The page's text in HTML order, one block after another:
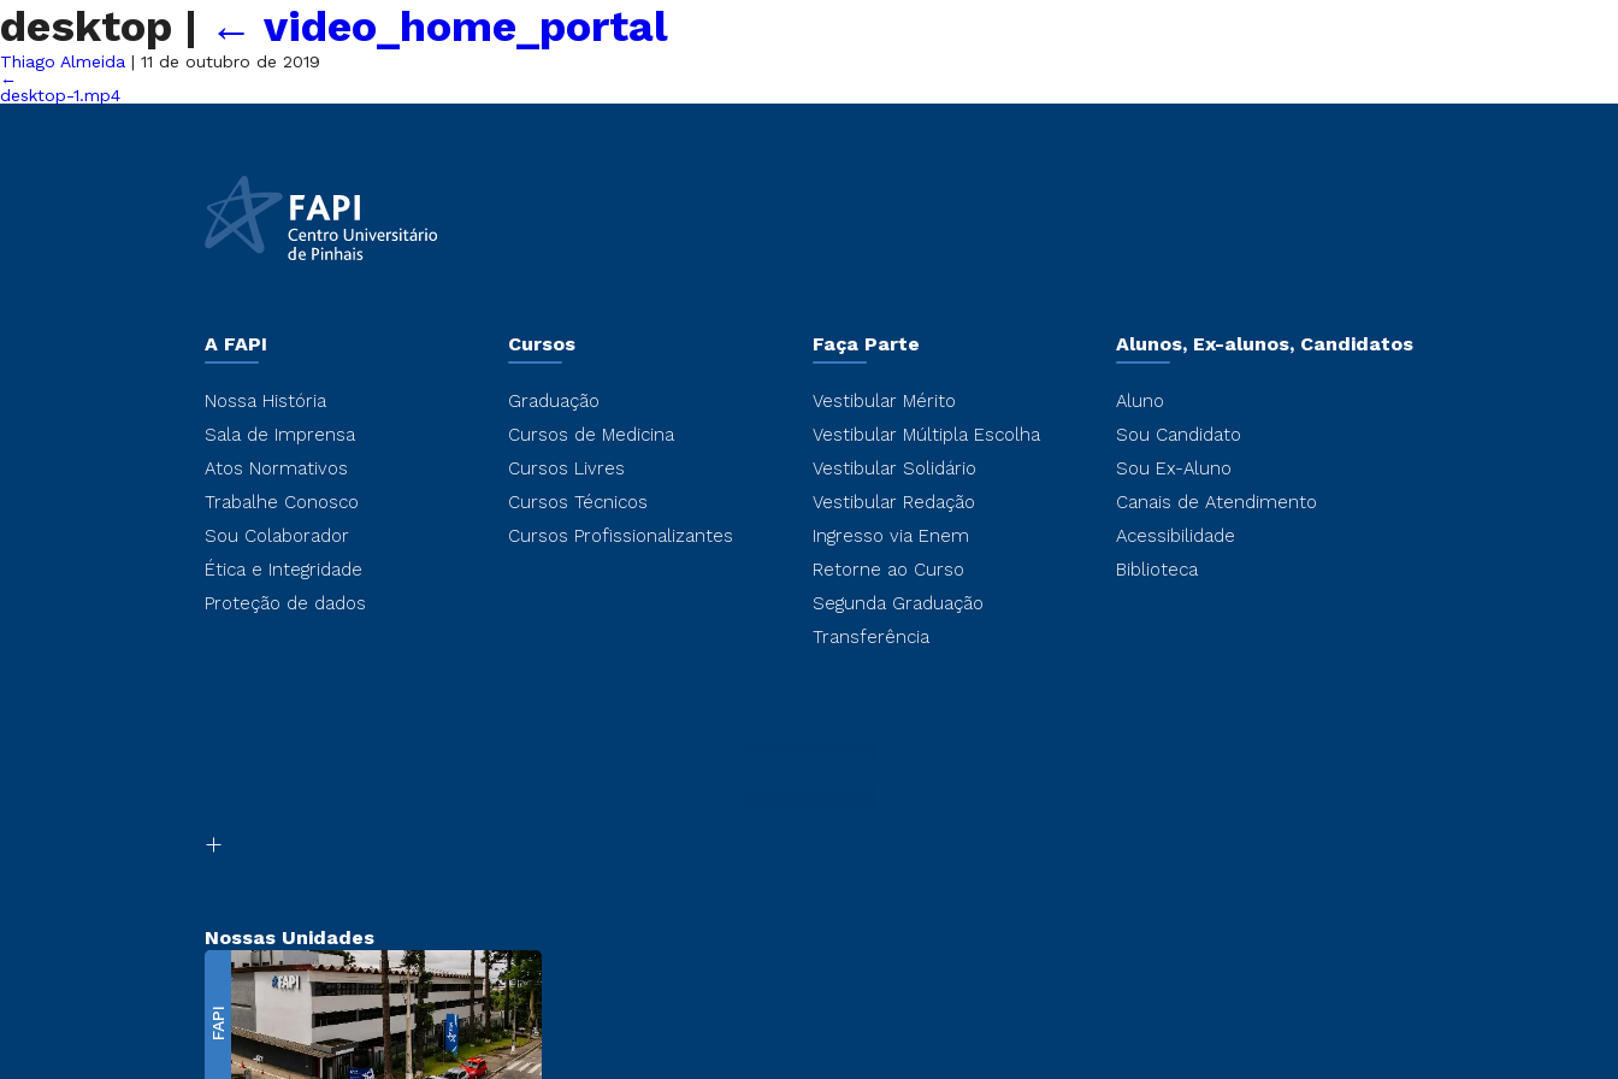
desktop | ← video_home_portal
Thiago Almeida | 11 de outubro de 2019
←
desktop-1.mp4
A FAPI
Nossa História
Sala de Imprensa
Atos Normativos
Trabalhe Conosco
Sou Colaborador
Ética e Integridade
Proteção de dados
Cursos
Graduação
Cursos de Medicina
Cursos Livres
Cursos Técnicos
Cursos Profissionalizantes
Faça Parte
Vestibular Mérito
Vestibular Múltipla Escolha
Vestibular Solidário
Vestibular Redação
Ingresso via Enem
Retorne ao Curso
Segunda Graduação
Transferência
Alunos, Ex-alunos, Candidatos
Aluno
Sou Candidato
Sou Ex-Aluno
Canais de Atendimento
Acessibilidade
Biblioteca
Nossas Unidades
FAPI